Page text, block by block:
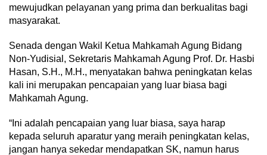
mewujudkan pelayanan yang prima dan berkualitas bagi
masyarakat.
Senada dengan Wakil Ketua Mahkamah Agung Bidang
Non-Yudisial, Sekretaris Mahkamah Agung Prof. Dr. Hasbi
Hasan, S.H., M.H., menyatakan bahwa peningkatan kelas
kali ini merupakan pencapaian yang luar biasa bagi
Mahkamah Agung.
“Ini adalah pencapaian yang luar biasa, saya harap
kepada seluruh aparatur yang meraih peningkatan kelas,
jangan hanya sekedar mendapatkan SK, namun harus